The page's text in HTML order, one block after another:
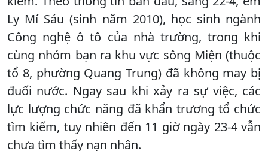
Ly Mí Sáu (sinh năm 2010), học sinh ngành
Công nghệ ô tô của nhà trường, trong khi
cùng nhóm bạn ra khu vực sông Miện (thuộc
tổ 8, phường Quang Trung) đã không may bị
đuối nước. Ngay sau khi xảy ra sự việc, các
lực lượng chức năng đã khẩn trương tổ chức
tìm kiếm, tuy nhiên đến 11 giờ ngày 23-4 vẫn
chưa tìm thấy nạn nhân.